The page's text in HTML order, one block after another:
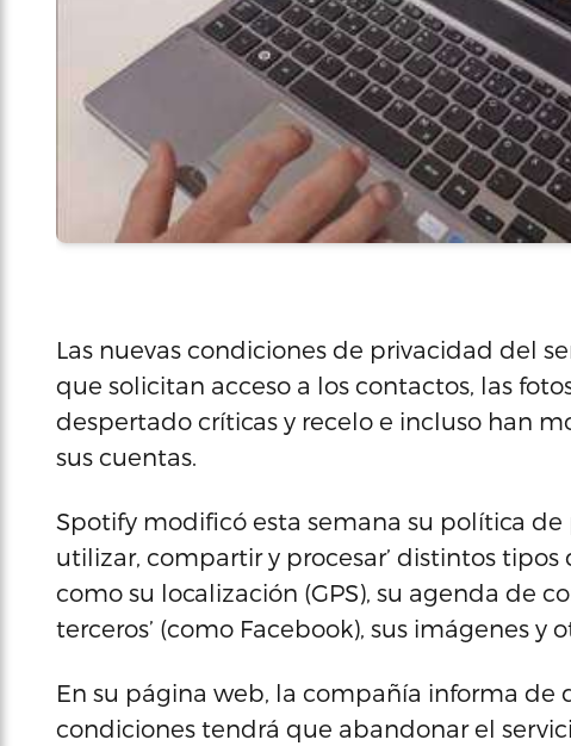
Las nuevas condiciones de privacidad del
que solicitan acceso a los contactos, las
despertado críticas y recelo e incluso han
sus cuentas.
Spotify modificó esta semana su política de
utilizar, compartir y procesar’ distintos
como su localización (GPS), su agenda de
terceros’ (como Facebook), sus imágenes
En su página web, la compañía informa de
condiciones tendrá que abandonar el